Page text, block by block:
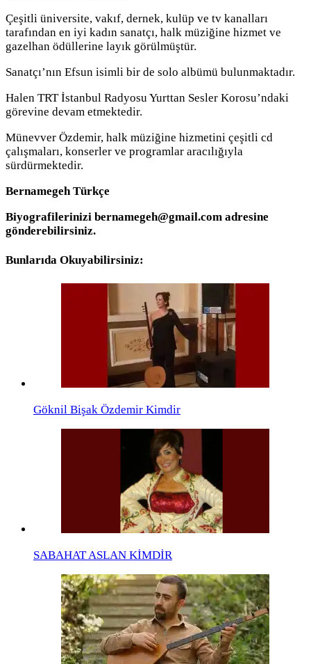
Çeşitli üniversite, vakıf, dernek, kulüp ve tv kanalları
tarafından en iyi kadın sanatçı, halk müziğine hizmet ve
gazelhan ödüllerine layık görülmüştür.
Sanatçı’nın Efsun isimli bir de solo albümü bulunmaktadır.
Halen TRT İstanbul Radyosu Yurttan Sesler Korosu’ndaki
görevine devam etmektedir.
Münevver Özdemir, halk müziğine hizmetini çeşitli cd
çalışmaları, konserler ve programlar aracılığıyla
sürdürmektedir.
Bernamegeh Türkçe
Biyografilerinizi bernamegeh@gmail.com adresine
gönderebilirsiniz.
Bunlarıda Okuyabilirsiniz:
Göknil Bişak Özdemir Kimdir
SABAHAT ASLAN KİMDİR